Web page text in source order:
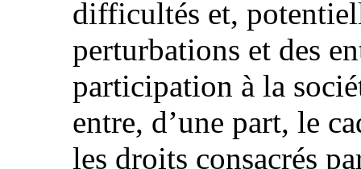
difficultés et,
perturbations et des
participation à la
entre, d’une part, le
les droits consacrés